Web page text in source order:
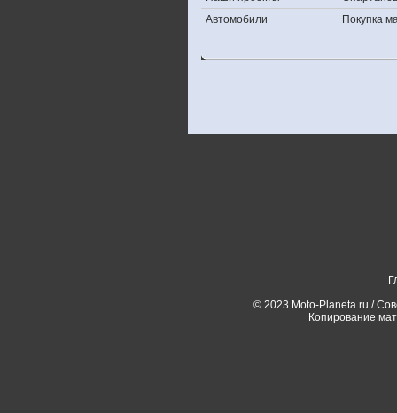
Автомобили
Покупка
© 2023 Moto-Planeta.ru /
Копирование